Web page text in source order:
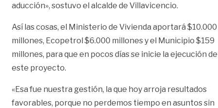
aducción», sostuvo el alcalde de Villavicencio.
Así las cosas, el Ministerio de Vivienda aportará $10.000
millones, Ecopetrol $6.000 millones y el Municipio $159
millones, para que en pocos días se inicie la ejecución de
este proyecto.
«Esa fue nuestra gestión, la que hoy arroja resultados
favorables, porque no perdemos tiempo en asuntos sin